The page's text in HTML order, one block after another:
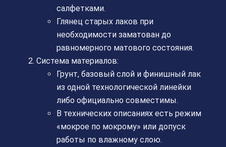
салфетками.
Глянец старых лаков при
необходимости заматован до
равномерного матового состояния.
Система материалов:
Грунт, базовый слой и финишный лак
из одной технологической линейки
либо официально совместимы.
В технических описаниях есть режим
«мокрое по мокрому» или допуск
работы по влажному слою.